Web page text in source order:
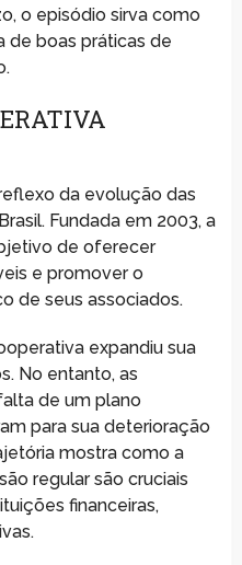
o episódio sirva como
de boas práticas de
da evolução das
Fundada em 2003, a
de oferecer
e promover o
de seus associados.
expandiu sua
No entanto, as
de um plano
para sua deterioração
mostra como a
regular são cruciais
financeiras,